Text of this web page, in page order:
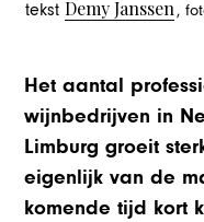
tekstDemy Janssen ,
Het aantal
wijnbedrijven in
Limburg groeit
eigenlijk van de
komende tijd kort